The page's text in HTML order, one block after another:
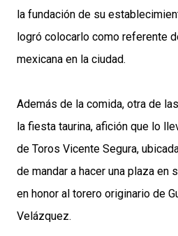
la fundación de su
logró colocarlo como referente
mexicana en la ciudad.
Además de la comida, otra de
la fiesta taurina, afición que lo
de Toros Vicente Segura,
de mandar a hacer una plaza en
en honor al torero originario de
Velázquez.